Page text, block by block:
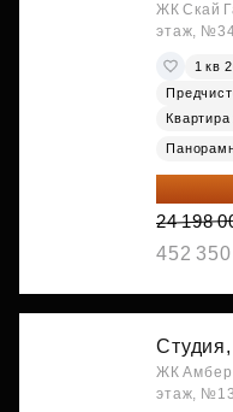
ЖК Скай
этаж,
1 кв
20 084
24 198
452 350
Студия,
ЖК Амбер
этаж,